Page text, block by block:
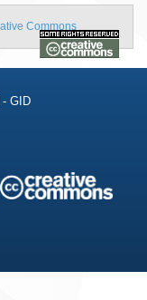
Commons
- GID